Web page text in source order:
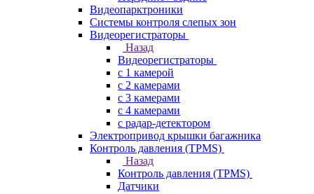
Видеопарктроники
Системы контроля слепых зон
Видеорегистраторы
Назад
Видеорегистраторы
с 1 камерой
с 2 камерами
с 3 камерами
с 4 камерами
с радар-детектором
Электропривод крышки багажника
Контроль давления (TPMS)
Назад
Контроль давления (TPMS)
Датчики